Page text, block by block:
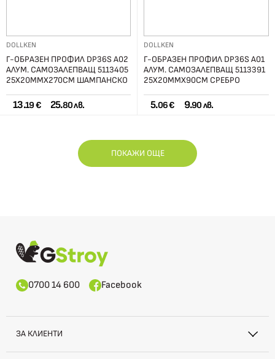
DOLLKEN
Г-ОБРАЗЕН ПРОФИЛ DP36S А02
АЛУМ. САМОЗАЛЕПВАЩ 5113405
25X20ММX270СМ ШАМПАНСКО
13.19 € 25.80 лв.
DOLLKEN
Г-ОБРАЗЕН ПРОФИЛ DP36S А01
АЛУМ. САМОЗАЛЕПВАЩ 5113391
25Х20ММХ90СМ СРЕБРО
5.06 € 9.90 лв.
ПОКАЖИ ОЩЕ
0700 14 600 Facebook
ЗА КЛИЕНТИ